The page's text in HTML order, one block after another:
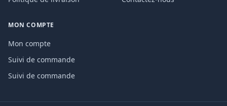
MON COMPTE
Mon compte
Suivi de commande
Suivi de commande